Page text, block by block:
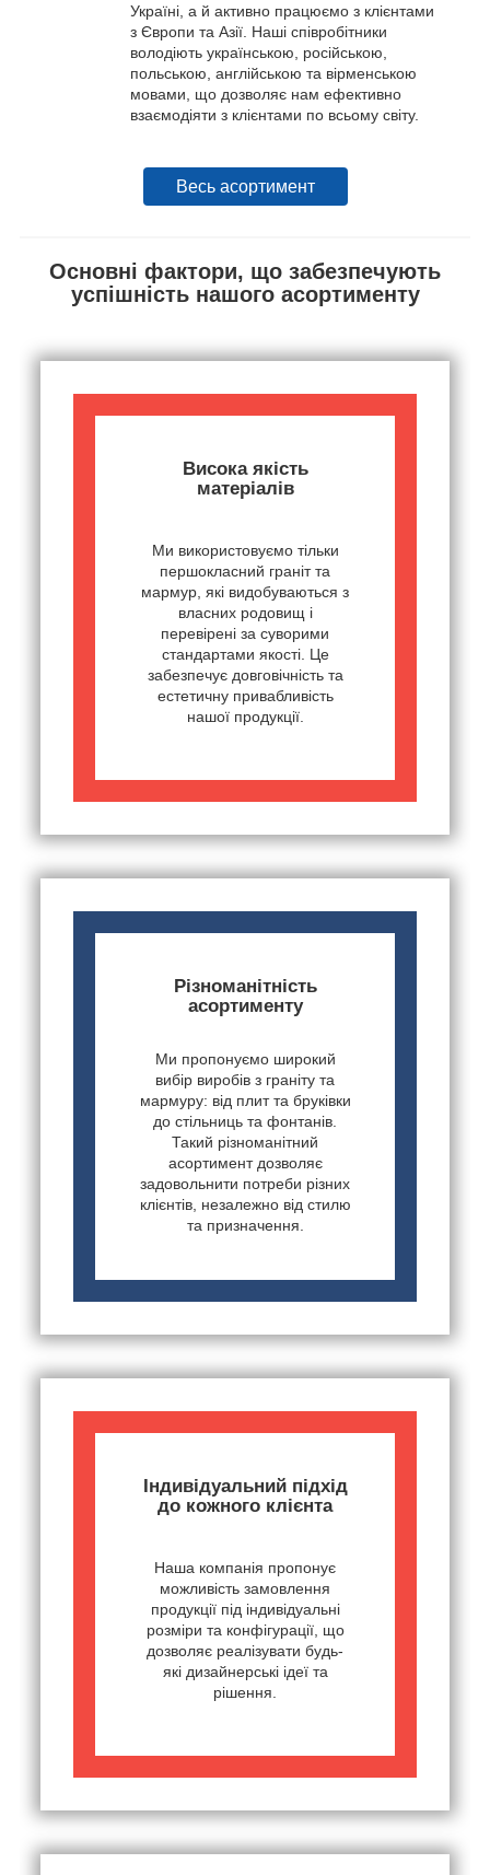
Україні, а й активно працюємо з клієнтами
з Європи та Азії. Наші співробітники
володіють українською, російською,
польською, англійською та вірменською
мовами, що дозволяє нам ефективно
взаємодіяти з клієнтами по всьому світу.
Весь асортимент
Основні фактори, що забезпечують
успішність нашого асортименту
Висока якість
матеріалів
Ми використовуємо тільки
першокласний граніт та
мармур, які видобуваються з
власних родовищ і
перевірені за суворими
стандартами якості. Це
забезпечує довговічність та
естетичну привабливість
нашої продукції.
Різноманітність
асортименту
Ми пропонуємо широкий
вибір виробів з граніту та
мармуру: від плит та бруківки
до стільниць та фонтанів.
Такий різноманітний
асортимент дозволяє
задовольнити потреби різних
клієнтів, незалежно від стилю
та призначення.
Індивідуальний підхід
до кожного клієнта
Наша компанія пропонує
можливість замовлення
продукції під індивідуальні
розміри та конфігурації, що
дозволяє реалізувати будь-
які дизайнерські ідеї та
рішення.